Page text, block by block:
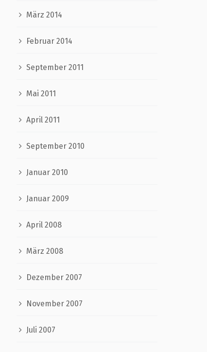
März 2014
Februar 2014
September 2011
Mai 2011
April 2011
September 2010
Januar 2010
Januar 2009
April 2008
März 2008
Dezember 2007
November 2007
Juli 2007